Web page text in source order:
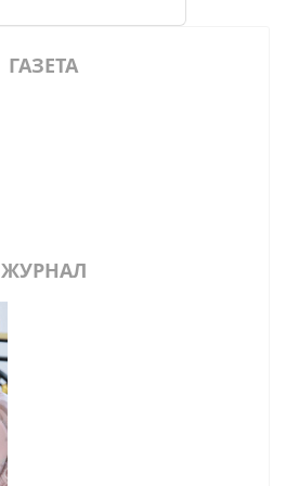
ГАЗЕТА
ЖУРНАЛ